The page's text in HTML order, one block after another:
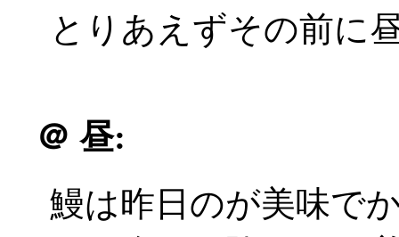
とりあえずその前に
＠ 昼:
鰻は昨日のが美味で